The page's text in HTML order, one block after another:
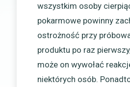
wszystkim osoby
pokarmowe powinny
ostrożność przy
produktu po raz
może on wywołać
niektórych osób.